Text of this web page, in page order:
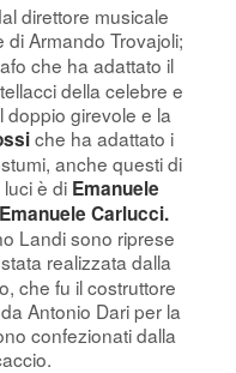
direttore musicale
di Armando Trovajoli;
che ha adattato il
della celebre e
girevole e la
che ha adattato i
anche questi di
è di Emanuele
Emanuele Carlucci.
Landi sono riprese
realizzata dalla
che fu il costruttore
Antonio Dari per la
confezionati dalla